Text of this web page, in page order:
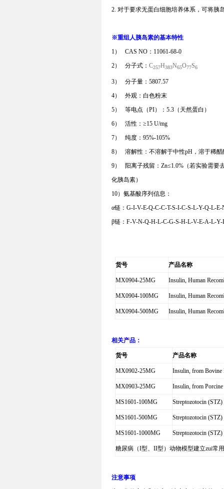
2. 对于要求无蛋白细胞培养体系，可将胰
※重组人胰岛素的基本特性
1） CAS NO ： 11061-68-0
2） 分子式： C257H383N65O77S6
3） 分子量： 5807.57
4） 外观：白色粉末
5） 等电点（PI）： 5.3 （天然蛋白）
6） 活性： ≥15 U/mg
7） 纯度： 95%-105%
8） 溶解性：不溶解于中性pH ，溶于稀
9） 阳离子残留： Zn≤1.0% （若实验需
化胰岛素）
10） 氨基酸序列信息：
α链： G-I-V-E-Q-C-C-T-S-I-C-S-L-Y-Q-L-
β链 ： F-V-N-Q-H-L-C-G-S-H-L-V-E-A-L-
货号 产品名称
MX0904-25MG Insulin, Human
MX0904-100MG Insulin, Human
MX0904-500MG Insulin, Human
相关产品：
货号 产品名称
MX0902-25MG Insulin, from Bovine
MX0903-25MG Insulin, from Porcine
MS1601-100MG Streptozotocin (STZ)
MS1601-500MG Streptozotocin (STZ)
MS1601-1000MG Streptozotocin (STZ)
糖尿病（I型、II型）动物模型建立zui常
注意事项